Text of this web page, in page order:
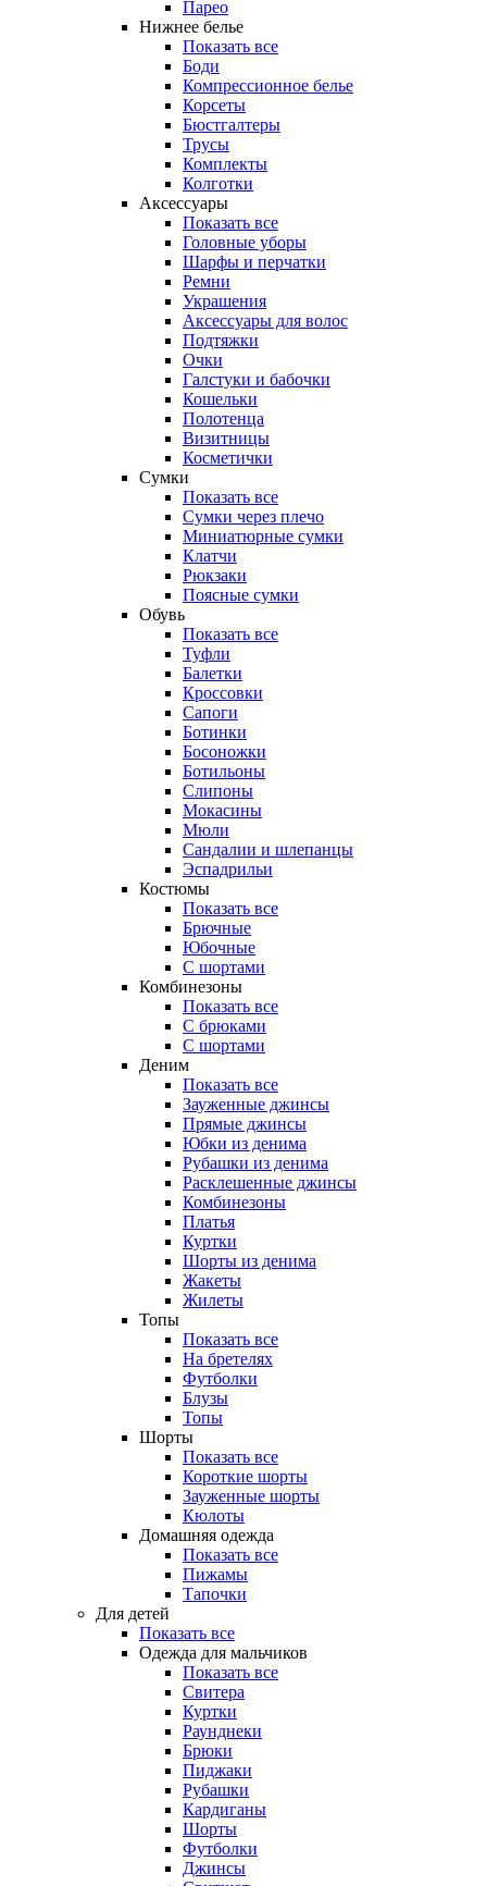
Парео
Нижнее белье
Показать все
Боди
Компрессионное белье
Корсеты
Бюстгалтеры
Трусы
Комплекты
Колготки
Аксессуары
Показать все
Головные уборы
Шарфы и перчатки
Ремни
Украшения
Аксессуары для волос
Подтяжки
Очки
Галстуки и бабочки
Кошельки
Полотенца
Визитницы
Косметички
Сумки
Показать все
Сумки через плечо
Миниатюрные cумки
Клатчи
Рюкзаки
Поясные сумки
Обувь
Показать все
Туфли
Балетки
Кроссовки
Сапоги
Ботинки
Босоножки
Ботильоны
Слипоны
Мокасины
Мюли
Сандалии и шлепанцы
Эспадрильи
Костюмы
Показать все
Брючные
Юбочные
С шортами
Комбинезоны
Показать все
С брюками
С шортами
Деним
Показать все
Зауженные джинсы
Прямые джинсы
Юбки из денима
Рубашки из денима
Расклешенные джинсы
Комбинезоны
Платья
Куртки
Шорты из денима
Жакеты
Жилеты
Топы
Показать все
На бретелях
Футболки
Блузы
Топы
Шорты
Показать все
Короткие шорты
Зауженные шорты
Кюлоты
Домашняя одежда
Показать все
Пижамы
Тапочки
Для детей
Показать все
Одежда для мальчиков
Показать все
Свитера
Куртки
Раунднеки
Брюки
Пиджаки
Рубашки
Кардиганы
Шорты
Футболки
Джинсы